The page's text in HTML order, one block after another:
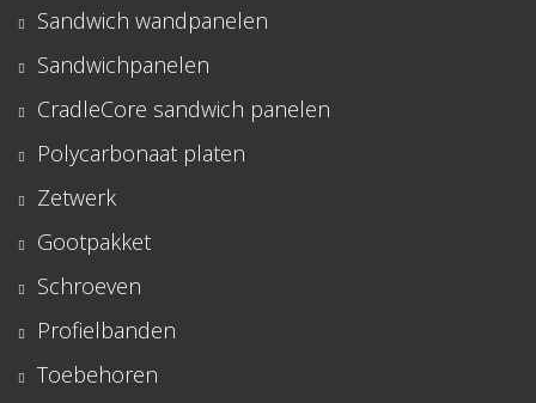
Sandwich wandpanelen
Sandwichpanelen
CradleCore sandwich panelen
Polycarbonaat platen
Zetwerk
Gootpakket
Schroeven
Profielbanden
Toebehoren